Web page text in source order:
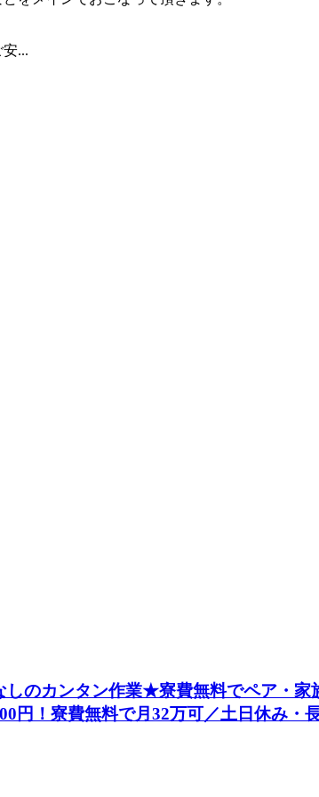
...
のカンタン作業★寮費無料でペア・
円！寮費無料で月32万可／土日休み・